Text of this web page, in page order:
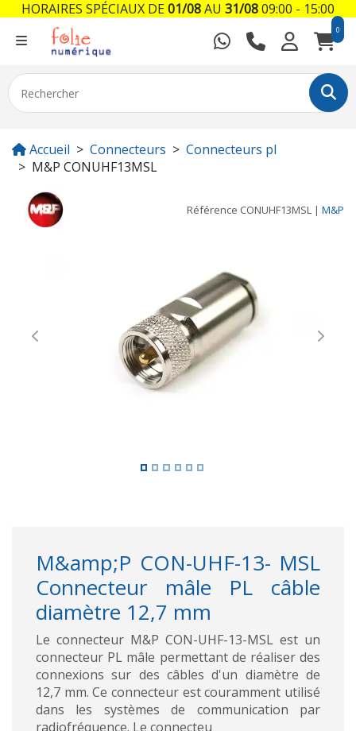
0
Accueil Connecteurs
Connecteurs pl
M&P CONUHF13MSL
Référence CONUHF13MSL | M&P
Previous Next
M&amp;P CON-UHF-13- MSL
Connecteur mâle PL câble
diamètre 12,7 mm
Le connecteur M&P CON-UHF-13-MSL est un
connecteur PL mâle permettant de réaliser des
connexions sur des câbles d'un diamètre de
12,7 mm. Ce connecteur est couramment utilisé
dans les systèmes de communication par
radiofréquence. Le connecteu
HORAIRES SPÉCIAUX DE01/08AU 31/0809:00 - 15:00